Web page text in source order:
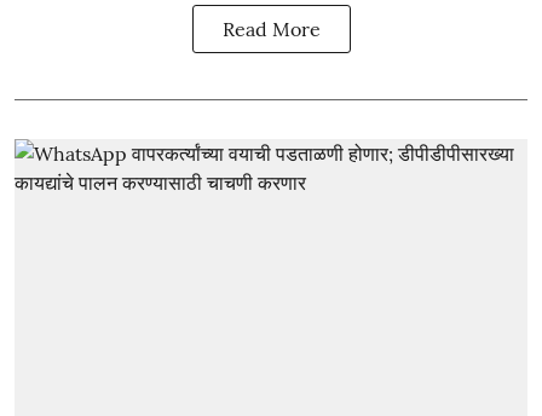
Read More